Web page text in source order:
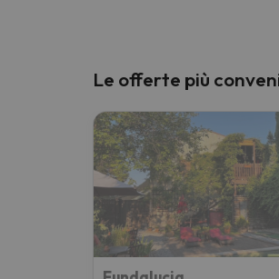
Le offerte più